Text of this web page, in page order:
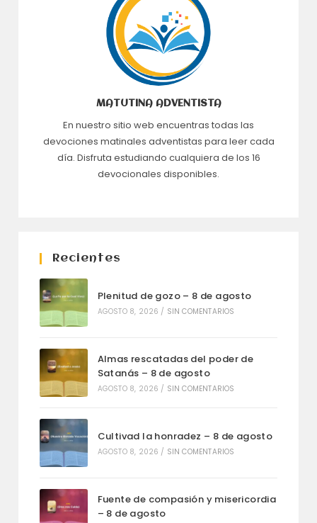
MATUTINA ADVENTISTA
En nuestro sitio web encuentras todas las
devociones matinales adventistas para leer cada
día. Disfruta estudiando cualquiera de los 16
devocionales disponibles.
Recientes
Plenitud de gozo – 8 de agosto
AGOSTO 8, 2026 / SIN COMENTARIOS
Almas rescatadas del poder de
Satanás – 8 de agosto
AGOSTO 8, 2026 / SIN COMENTARIOS
Cultivad la honradez – 8 de agosto
AGOSTO 8, 2026 / SIN COMENTARIOS
Fuente de compasión y misericordia
– 8 de agosto